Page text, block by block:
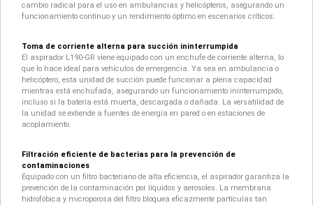
cambio radical para el uso en ambulancias y helicópteros, asegurando un
funcionamiento continuo y un rendimiento óptimo en escenarios críticos.
Toma de corriente alterna para succión ininterrumpida
El aspirador L190-GR viene equipado con un enchufe de corriente alterna, lo
que lo hace ideal para vehículos de emergencia. Ya sea en ambulancia o
helicóptero, esta unidad de succión puede funcionar a plena capacidad
mientras está enchufada, asegurando un funcionamiento ininterrumpido,
incluso si la batería está muerta, descargada o dañada. La versatilidad de
la unidad se extiende a fuentes de energía en pared o en estaciones de
acoplamiento.
Filtración eficiente de bacterias para la prevención de
contaminaciones
Equipado con un filtro bacteriano de alta eficiencia, el aspirador garantiza la
prevención de la contaminación por líquidos y aerosoles. La membrana
hidrofóbica y microporosa del filtro bloquea eficazmente partículas tan